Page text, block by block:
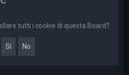
tutti i cookie di questa Board?